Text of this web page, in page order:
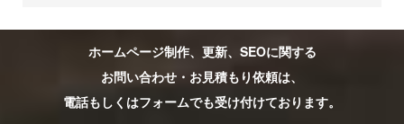
ホームページ制作、更新、SEOに関する
お問い合わせ・お見積もり依頼は、
電話もしくはフォームでも受け付けております。